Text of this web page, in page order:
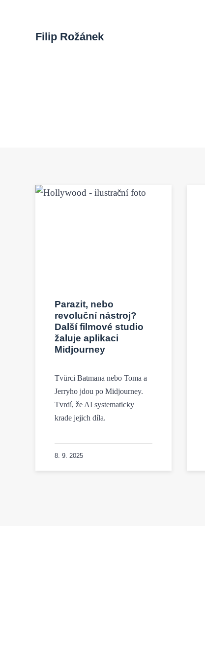
Filip Rožánek
Parazit, nebo
revoluční nástroj?
Další filmové studio
žaluje aplikaci
Midjourney
Tvůrci Batmana nebo Toma a
Jerryho jdou po Midjourney.
Tvrdí, že AI systematicky
krade jejich díla.
8. 9. 2025